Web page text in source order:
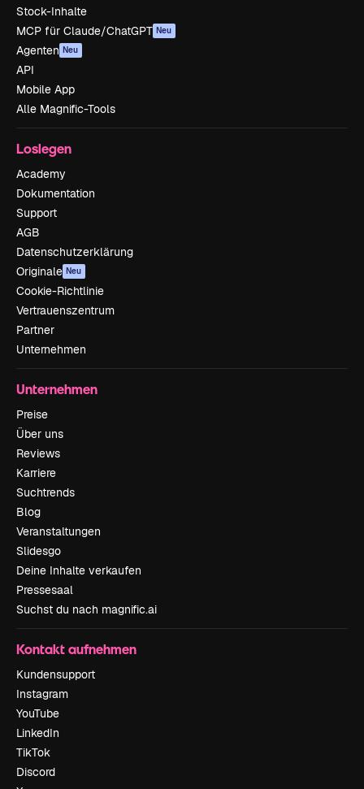
Stock-Inhalte
MCP für Claude/ChatGPT Neu
Agenten Neu
API
Mobile App
Alle Magnific-Tools
Loslegen
Academy
Dokumentation
Support
AGB
Datenschutzerklärung
Originale Neu
Cookie-Richtlinie
Vertrauenszentrum
Partner
Unternehmen
Unternehmen
Preise
Über uns
Reviews
Karriere
Suchtrends
Blog
Veranstaltungen
Slidesgo
Deine Inhalte verkaufen
Pressesaal
Suchst du nach magnific.ai
Kontakt aufnehmen
Kundensupport
Instagram
YouTube
LinkedIn
TikTok
Discord